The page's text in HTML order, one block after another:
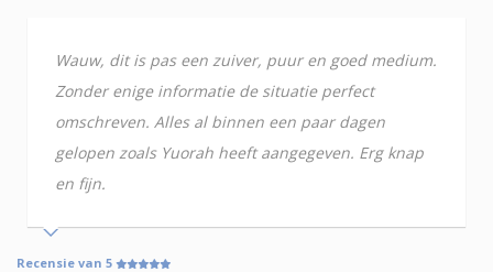
Wauw, dit is pas een zuiver, puur en goed medium.
Zonder enige informatie de situatie perfect
omschreven. Alles al binnen een paar dagen
gelopen zoals Yuorah heeft aangegeven. Erg knap
en fijn.
Recensie van 5